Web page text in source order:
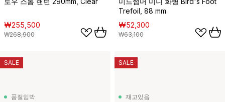
₩255,500
₩268,900
Trefoil, 88 mm
₩52,300
₩63,100
품절임박
SALE
재고있음
SALE